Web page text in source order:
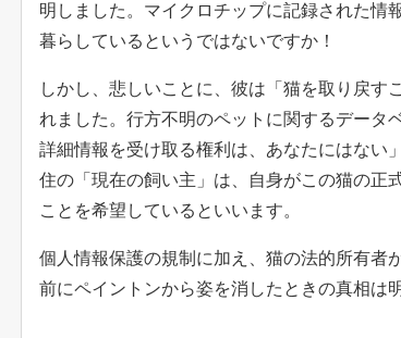
明しました。マイクロチップに記録された情
暮らしているというではないですか！
しかし、悲しいことに、彼は「猫を取り戻す
れました。行方不明のペットに関するデータ
詳細情報を受け取る権利は、あなたにはない
住の「現在の飼い主」は、自身がこの猫の正
ことを希望しているといいます。
個人情報保護の規制に加え、猫の法的所有者
前にペイントンから姿を消したときの真相は